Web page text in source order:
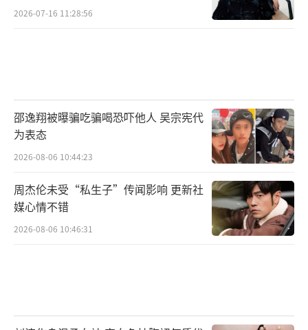
2026-07-16 11:28:56
邵逸翔被曝骗吃骗喝恐吓他人 吴宗宪代
为表态
2026-08-06 10:44:23
周杰伦未受“私生子”传闻影响 更新社
媒心情不错
2026-08-06 10:46:31